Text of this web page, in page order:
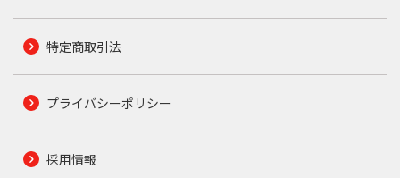
特定商取引法
プライバシーポリシー
採用情報